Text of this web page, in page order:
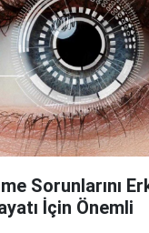
Sorunlarını
İçin Önemli